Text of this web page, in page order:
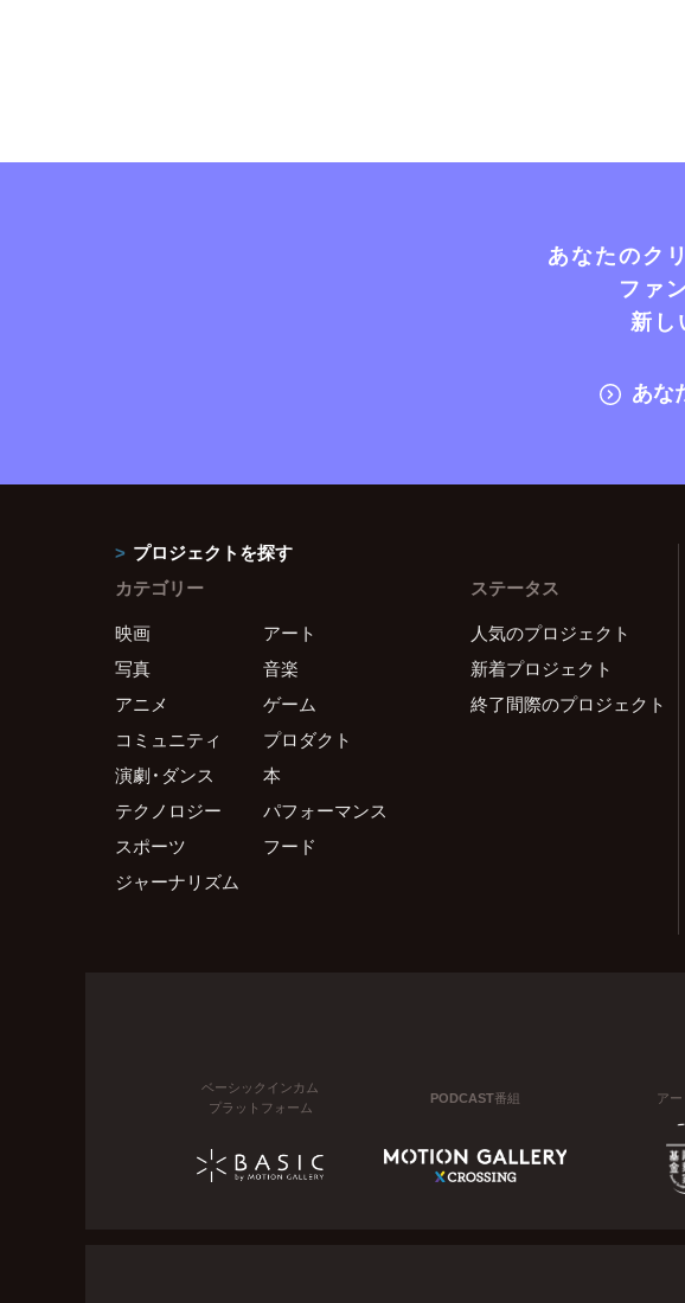
あなたのク
ファ
新し
あな
プロジェクトを探す
カテゴリー
映画
アート
写真
音楽
アニメ
ゲーム
コミュニティ
プロダクト
演劇・ダンス
本
テクノロジー
パフォーマンス
スポーツ
フード
ジャーナリズム
ステータス
人気のプロジェクト
新着プロジェクト
終了間際のプロジェクト
ベーシックインカム
プラットフォーム
PODCAST番組 ア